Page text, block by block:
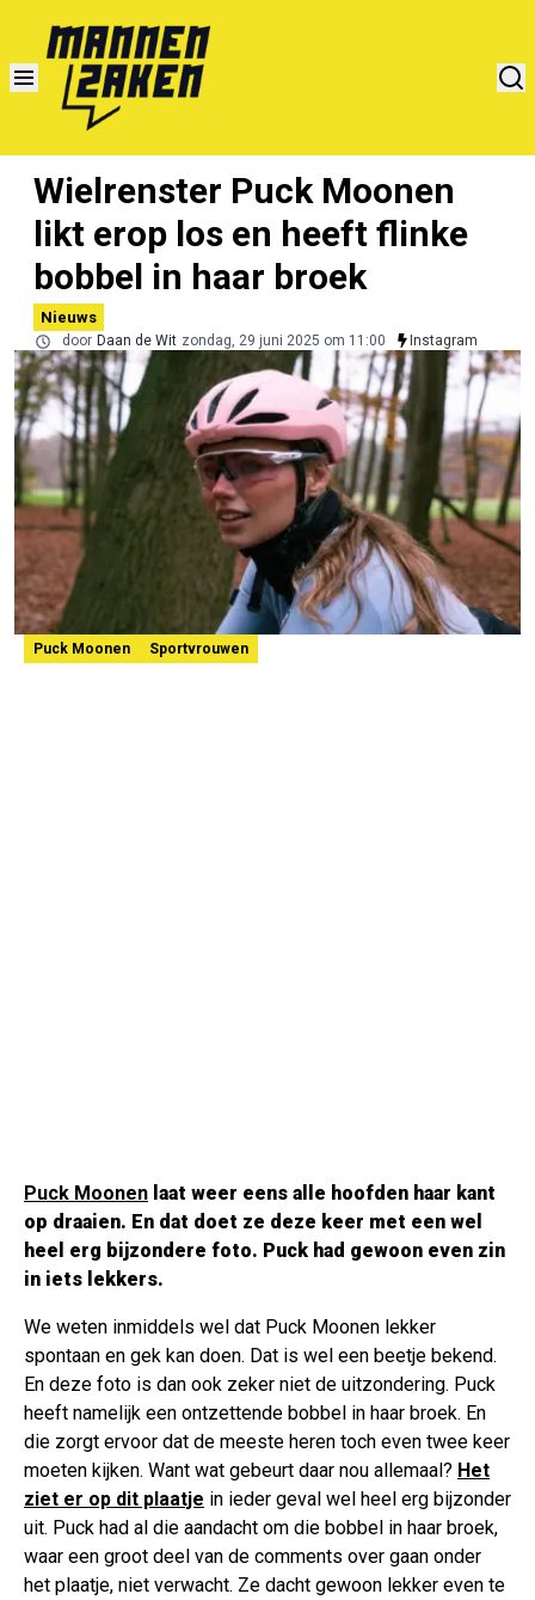
Wielrenster Puck Moonen
likt erop los en heeft flinke
bobbel in haar broek
Nieuws
door Daan de Wit zondag, 29 juni 2025 om 11:00 Instagram
Puck Moonen Sportvrouwen
Puck Moonen laat weer eens alle hoofden haar kant
op draaien. En dat doet ze deze keer met een wel
heel erg bijzondere foto. Puck had gewoon even zin
in iets lekkers.
We weten inmiddels wel dat Puck Moonen lekker
spontaan en gek kan doen. Dat is wel een beetje bekend.
En deze foto is dan ook zeker niet de uitzondering. Puck
heeft namelijk een ontzettende bobbel in haar broek. En
die zorgt ervoor dat de meeste heren toch even twee keer
moeten kijken. Want wat gebeurt daar nou allemaal? Het
ziet er op dit plaatje in ieder geval wel heel erg bijzonder
uit. Puck had al die aandacht om die bobbel in haar broek,
waar een groot deel van de comments over gaan onder
het plaatje, niet verwacht. Ze dacht gewoon lekker even te